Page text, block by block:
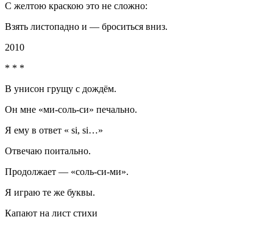
С желтою краскою это не сложно:
Взять листопадно и — броситься вниз.
2010
* * *
В унисон грущу с дождём.
Он мне «ми-соль-си» печально.
Я ему в ответ « si, si…»
Отвечаю поитально.
Продолжает — «соль-си-ми».
Я играю те же буквы.
Капают на лист стихи